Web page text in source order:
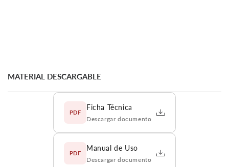
MATERIAL DESCARGABLE
PDF
Ficha Técnica
Descargar documento
PDF
Manual de Uso
Descargar documento